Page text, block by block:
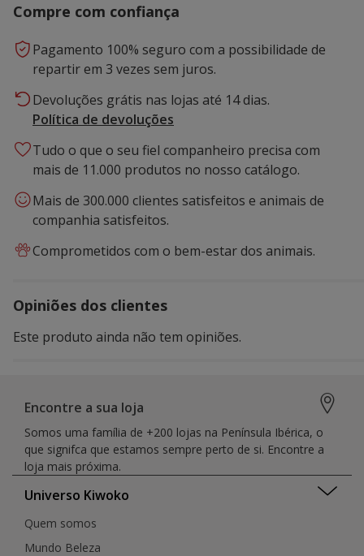
Compre com confiança
Pagamento 100% seguro com a possibilidade de
repartir em 3 vezes sem juros.
Devoluções grátis nas lojas até 14 dias.
Política de devoluções
Tudo o que o seu fiel companheiro precisa com
mais de 11.000 produtos no nosso catálogo.
Mais de 300.000 clientes satisfeitos e animais de
companhia satisfeitos.
Comprometidos com o bem-estar dos animais.
Opiniões dos clientes
Este produto ainda não tem opiniões.
Encontre a sua loja
Somos uma família de +200 lojas na Península Ibérica, o
que signifca que estamos sempre perto de si. Encontre a
loja mais próxima.
Universo Kiwoko
Quem somos
Mundo Beleza